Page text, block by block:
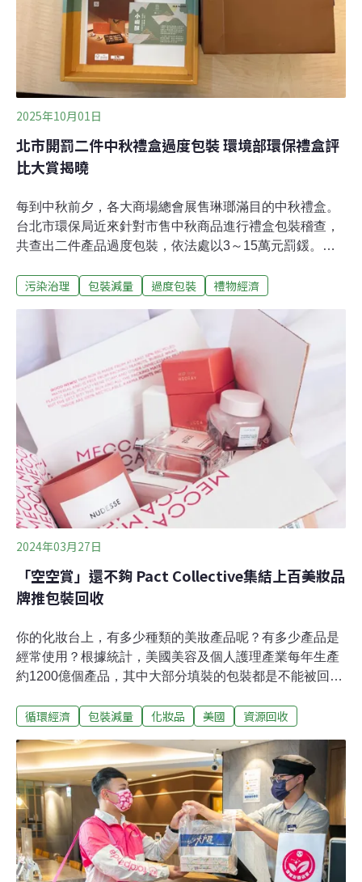
行的飲料容器——一種融合金屬與塑膠的拼裝罐，被戲稱
為「科學怪罐」（
2025年10月01日
北市開罰二件中秋禮盒過度包裝 環境部環保禮盒評
比大賞揭曉
每到中秋前夕，各大商場總會展售琳瑯滿目的中秋禮盒。
台北市環保局近來針對市售中秋商品進行禮盒包裝稽查，
共查出二件產品過度包裝，依法處以3～15萬元罰鍰。北
可以秉持「一多三少」原則，禮輕情意重。環境部資源循
設計巧思，讓送禮不再變垃圾，金獎結果也揭曉。北市查
獲二件中秋禮盒過度包裝 將處3～15萬罰鍰中秋佳節將
至，市場上各式禮盒琳瑯滿目，但過度包裝的問題也隨之
浮現。今（2025）年北市環保局針對轄內市售糕餅、酒、
化妝品、加工食品等五類中秋節商品，進行禮盒包裝稽
查，206件稽查商品中，查獲二件過度包裝商品。環保局
昨（9月30日）發布新聞稿指出，違規包裝禮盒分別為林
記順發企業有限公司的「精緻雙醬禮盒」、吉品養生股份
有限公司的「【無二】小嶼酥禮盒（綜合版）」，經量測
禮盒包裝體積比值不符合規定，依違反《資源
污染治理 包裝減量 過度包裝 禮物經濟
2024年03月27日
「空空賞」還不夠 Pact Collective集結上百美妝品
牌推包裝回收
你的化妝台上，有多少種類的美妝產品呢？有多少產品是
經常使用？根據統計，美國美容及個人護理產業每年生產
約1200億個產品，其中大部分填裝的包裝都是不能被回收
了讓商品在貨架上脫穎而出，經常使用客製化包裝、或使
最終進入垃圾掩埋場。此外，過度消費也是一大問題。
2015年一項調查發現，平均每位女性擁有多達40種化妝
品，但實際上經常使用的卻僅有5種。87%的產品在不經
常使用下被浪費，對環境造成極大影響。若要產生真正改
變美妝產品對環境的影響，消費者不僅需要積極回收產品
包裝，也需要減少購買的數量。集結多家美妝品牌，解決
那些難以回收的瓶瓶罐罐好在，近年來有越來越多消費者
循環經濟 包裝減量 化妝品 美國 資源回收